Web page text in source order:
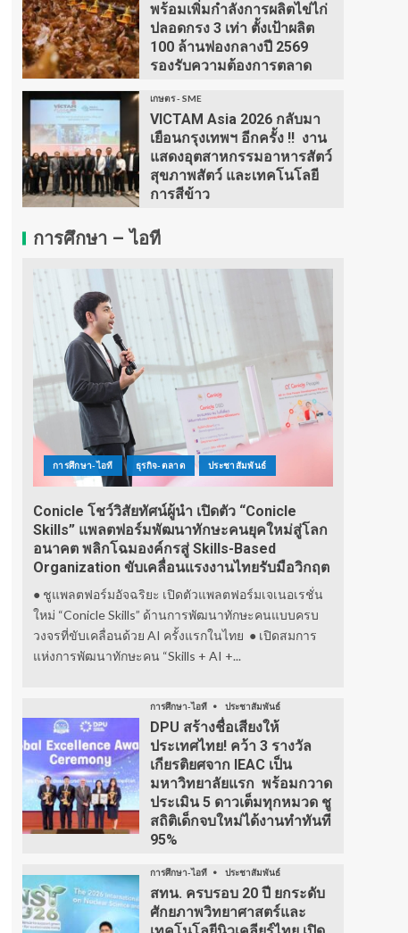
พร้อมเพิ่มกำลังการผลิตไข่ไก่
ปลอดกรง 3 เท่า ตั้งเป้าผลิต
100 ล้านฟองกลางปี 2569
รองรับความต้องการตลาด
เกษตร - SME
VICTAM Asia 2026 กลับมา
เยือนกรุงเทพฯ อีกครั้ง !! งาน
แสดงอุตสาหกรรมอาหารสัตว์
สุขภาพสัตว์ และเทคโนโลยี
การสีข้าว
การศึกษา – ไอที
การศึกษา-ไอที ธุรกิจ-ตลาด ประชาสัมพันธ์
Conicle โชว์วิสัยทัศน์ผู้นำ เปิดตัว “Conicle
Skills” แพลตฟอร์มพัฒนาทักษะคนยุคใหม่สู่โลก
อนาคต พลิกโฉมองค์กรสู่ Skills-Based
Organization ขับเคลื่อนแรงงานไทยรับมือวิกฤต
● ชูแพลตฟอร์มอัจฉริยะ เปิดตัวแพลตฟอร์มเจเนอเรชั่น
ใหม่ “Conicle Skills” ด้านการพัฒนาทักษะคนแบบครบ
วงจรที่ขับเคลื่อนด้วย AI ครั้งแรกในไทย ● เปิดสมการ
แห่งการพัฒนาทักษะคน “Skills + AI +...
การศึกษา-ไอที ประชาสัมพันธ์
DPU สร้างชื่อเสียงให้
ประเทศไทย! คว้า 3 รางวัล
เกียรติยศจาก IEAC เป็น
มหาวิทยาลัยแรก พร้อมกวาด
ประเมิน 5 ดาวเต็มทุกหมวด ชู
สถิติเด็กจบใหม่ได้งานทำทันที
95%
การศึกษา-ไอที ประชาสัมพันธ์
สทน. ครบรอบ 20 ปี ยกระดับ
ศักยภาพวิทยาศาสตร์และ